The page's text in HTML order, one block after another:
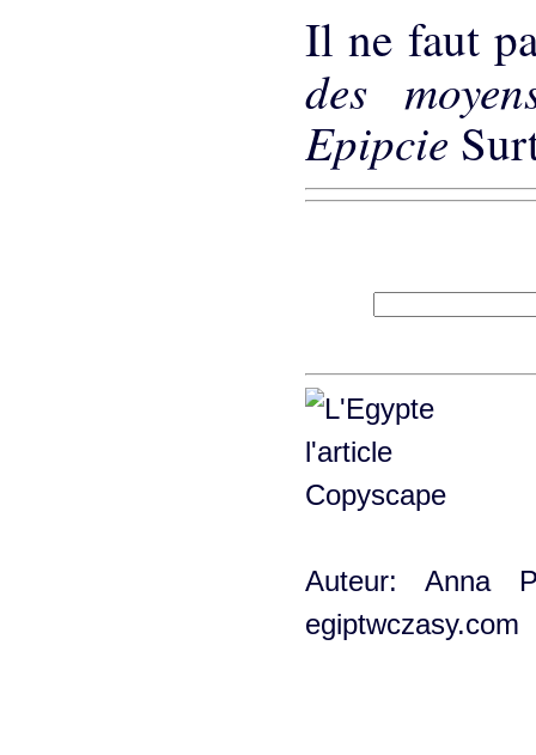
Il ne faut
des
Epipcie
Auteur: Anna
egiptwczasy.com